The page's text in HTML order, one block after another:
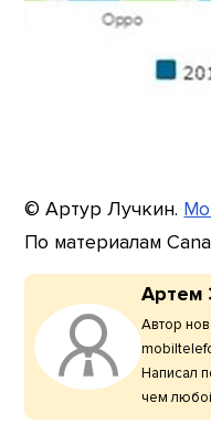
© Артур Лучкин.
По материалам
Артем
Автор
Написал
чем